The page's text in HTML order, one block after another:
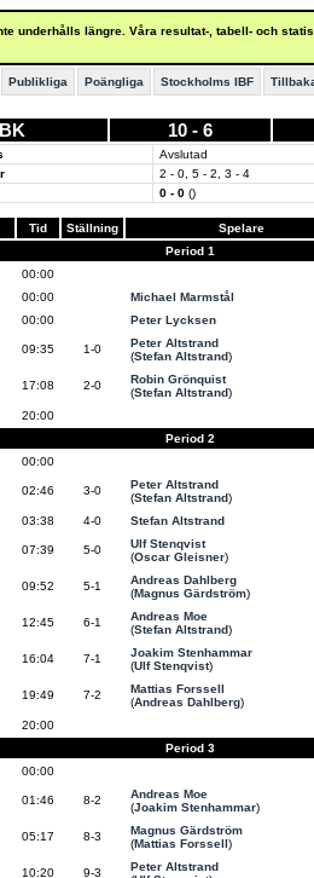
underhålls längre. Våra resultat-, tabell- och
Publikliga Poängliga Stockholms IBF
10 - 6
Avslutad
2 - 0, 5 - 2, 3 - 4
0 - 0 ()
Tid Ställning
Spelare
Period 1
00:00
00:00
Michael Marmstål
00:00 Peter Lycksen
09:35 1-0
Peter Altstrand
(Stefan Altstrand)
17:08 2-0
Robin Grönquist
(Stefan Altstrand)
20:00
Period 2
00:00
02:46 3-0
Peter Altstrand
(Stefan Altstrand)
03:38 4-0 Stefan Altstrand
07:39 5-0
Ulf Stenqvist
(Oscar Gleisner)
09:52 5-1
Andreas Dahlberg
(Magnus Gärdström)
12:45 6-1
Andreas Moe
(Stefan Altstrand)
16:04 7-1
Joakim Stenhammar
(Ulf Stenqvist)
19:49 7-2
Mattias Forssell
(Andreas Dahlberg)
20:00
Period 3
00:00
01:46 8-2
Andreas Moe
(Joakim Stenhammar)
05:17 8-3
Magnus Gärdström
(Mattias Forssell)
10:20 9-3
Peter Altstrand